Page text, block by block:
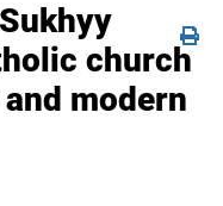
church
modern